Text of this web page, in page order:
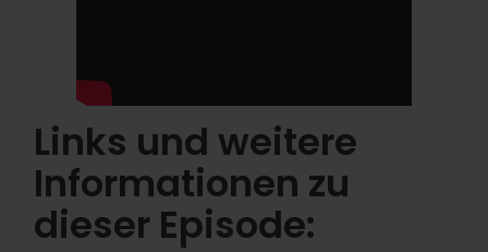
Links und weitere
Informationen zu
dieser Episode: